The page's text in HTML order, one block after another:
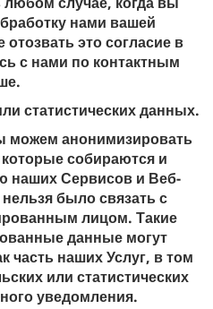
нами вашей
это согласие в
с нами по контактным
статистических данных.
можем анонимизировать
собираются и
наших Сервисов и Веб-
было связать с
лицом. Такие
данные могут
часть наших Услуг, в том
или статистических
уведомления.